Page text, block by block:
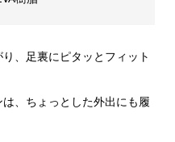
、足裏にピタッとフィット
、ちょっとした外出にも履